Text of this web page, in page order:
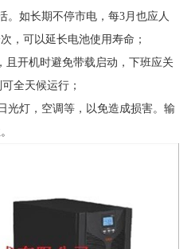
。如长期不停市电，每3月也应人
，可以延长电池使用寿命；
且开机时避免带载启动，下班应关
全天候运行；
光灯，空调等，以免造成损害。输